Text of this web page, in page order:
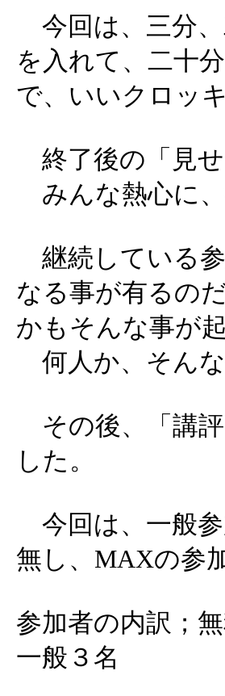
今回は、三分
を入れて、二十
で、いいクロッ
終了後の「見
みんな熱心に
継続している
なる事が有るの
かもそんな事が起
何人か、そん
その後、「講
した。
今回は、一般
無し、MAXの参
参加者の内訳；
一般３名